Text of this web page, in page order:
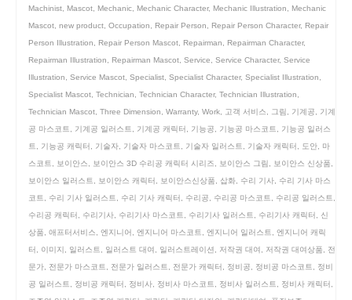
Machinist
Mascot Mechanic Mechanic Character, Mechanic Illustration
Mechanic
Mascot new product Occupation Repair Person Repair Person Character, Repair
Person Illustration
Repair Person Mascot Repairman Repairman Character,
Repairman Illustration
Repairman Mascot Service Service Character, Service
Illustration
Service Mascot Specialist Specialist Character, Specialist Illustration
Specialist Mascot Technician Technician Character, Technician Illustration
Technician Mascot Three Dimension Warranty, Work 고객 서비스 그림 기계공
기계
공 마스코트
기계공 일러스트 기계공 캐릭터 기능공 기능공 마스코트
기능공 일러스
트
기능공 캐릭터 기술자 기술자 마스코트 기술자 일러스트 기술자 캐릭터 도안
마
스코트
보이안스 보이안스 3D 수리공 캐릭터 시리즈 보이안스 그림 보이안스 신상품
보이안스 일러스트
보이안스 캐릭터 보이안스신상품 삽화 수리 기사
수리 기사 마스
코트
수리 기사 일러스트 수리 기사 캐릭터 수리공 수리공 마스코트 수리공 일러스트
수리공 캐릭터
수리기사 수리기사 마스코트 수리기사 일러스트 수리기사 캐릭터
신
상품
애프터서비스 엔지니어 엔지니어 마스코트 엔지니어 일러스트
엔지니어 캐릭
터
이미지 일러스트 일러스트 대여 일러스트레이션 저작권 대여 저작권 대여상품
전
문가
전문가 마스코트 전문가 일러스트 전문가 캐릭터 정비공 정비공 마스코트
정비
공 일러스트
정비공 캐릭터 정비사 정비사 마스코트 정비사 일러스트 정비사 캐릭터